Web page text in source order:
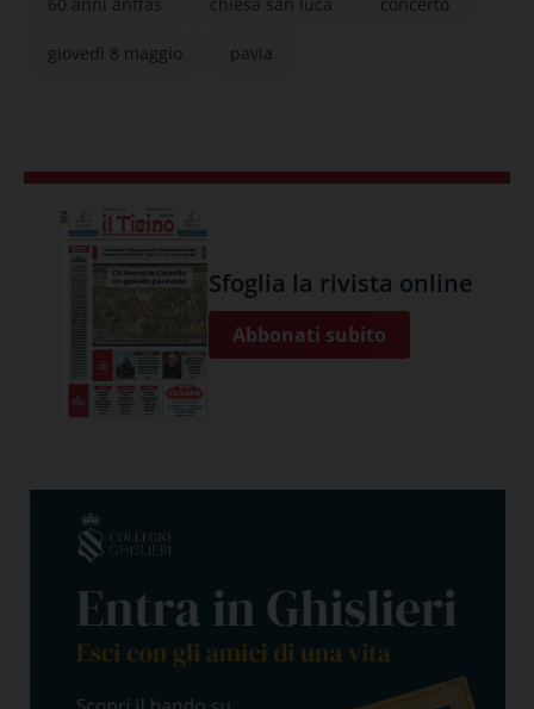
giovedì 8 maggio pavia
Sfoglia la rivista online
Abbonati subito